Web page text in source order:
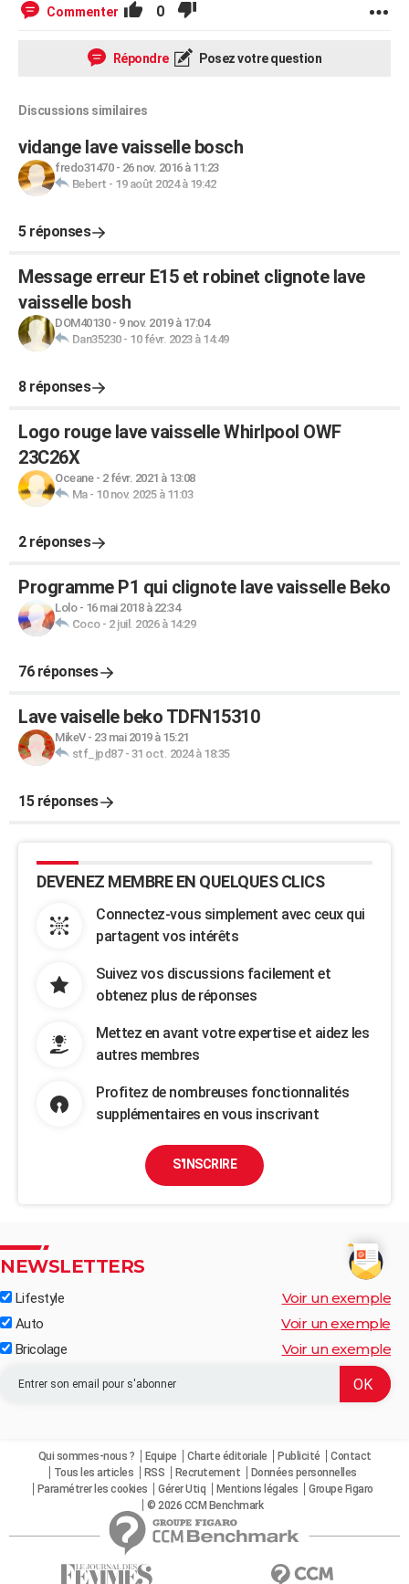
Commenter 0
Répondre Posez votre question
Discussions similaires
vidange lave vaisselle bosch
fredo31470- 26 nov. 2016 à 11:23
Bebert - 19 août 2024 à 19:42
5 réponses
Message erreur E15 et robinet clignote lave
vaisselle bosh
DOM40130- 9 nov. 2019 à 17:04
Dan35230- 10 févr. 2023 à 14:49
8 réponses
Logo rouge lave vaisselle Whirlpool OWF
23C26X
Oceane- 2 févr. 2021 à 13:08
Ma- 10 nov. 2025 à 11:03
2 réponses
Programme P1 qui clignote lave vaisselle Beko
Lolo- 16 mai 2018 à 22:34
Coco- 2 juil. 2026 à 14:29
76 réponses
Lave vaiselle beko TDFN15310
MikeV- 23 mai 2019 à 15:21
stf_jpd87- 31 oct. 2024 à 18:35
15 réponses
DEVENEZ MEMBRE EN QUELQUES CLICS
Connectez-vous simplement avec ceux qui
partagent vos intérêts
Suivez vos discussions facilement et
obtenez plus de réponses
Mettez en avant votre expertise et aidez les
autres membres
Profitez de nombreuses fonctionnalités
supplémentaires en vous inscrivant
S'INSCRIRE
NEWSLETTERS
Lifestyle Voir un exemple
Auto Voir un exemple
Bricolage Voir un exemple
Qui sommes-nous ? Equipe Charte éditoriale Publicité
Contact
Tous les articles
RSS Recrutement
Données personnelles
Paramétrer les cookies
Gérer Utiq Mentions légales
Groupe Figaro
© 2026 CCM Benchmark